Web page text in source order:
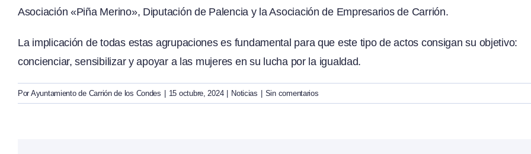
Asociación «Piña Merino», Diputación de Palencia y la Asociación de Empresarios de Carrión.
La implicación de todas estas agrupaciones es fundamental para que este tipo de actos consigan su objetivo:
concienciar, sensibilizar y apoyar a las mujeres en su lucha por la igualdad.
Por Ayuntamiento de Carrión de los Condes | 15 octubre, 2024 | Noticias | Sin comentarios